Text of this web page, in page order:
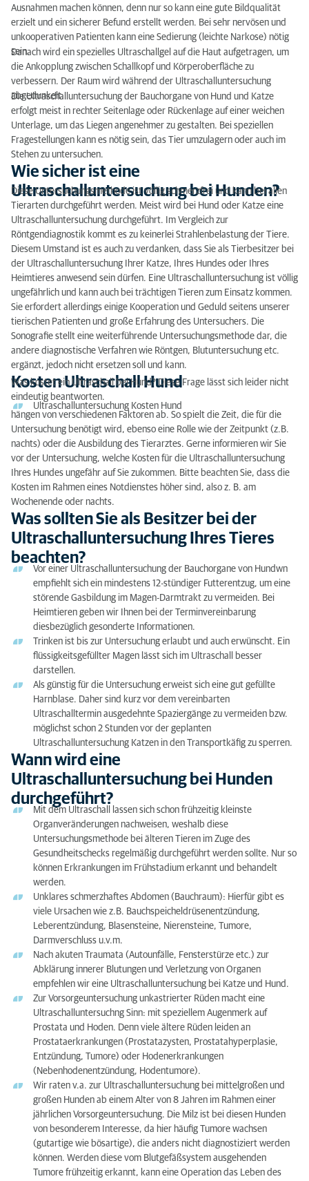
Ausnahmen machen können, denn nur so kann eine gute Bildqualität
erzielt und ein sicherer Befund erstellt werden. Bei sehr nervösen und
unkooperativen Patienten kann eine Sedierung (leichte Narkose) nötig
sein.
Danach wird ein spezielles Ultraschallgel auf die Haut aufgetragen, um
die Ankopplung zwischen Schallkopf und Körperoberfläche zu
verbessern. Der Raum wird während der Ultraschalluntersuchung
abgedunkelt.
Die Ultraschalluntersuchung der Bauchorgane von Hund und Katze
erfolgt meist in rechter Seitenlage oder Rückenlage auf einer weichen
Unterlage, um das Liegen angenehmer zu gestalten. Bei speziellen
Fragestellungen kann es nötig sein, das Tier umzulagern oder auch im
Stehen zu untersuchen.
Wie sicher ist eine
Ultraschalluntersuchung bei Hunden?
Diese Untersuchungsmethode ist völlig schmerzfrei und kann bei allen
Tierarten durchgeführt werden. Meist wird bei Hund oder Katze eine
Ultraschalluntersuchung durchgeführt. Im Vergleich zur
Röntgendiagnostik kommt es zu keinerlei Strahlenbelastung der Tiere.
Diesem Umstand ist es auch zu verdanken, dass Sie als Tierbesitzer bei
der Ultraschalluntersuchung Ihrer Katze, Ihres Hundes oder Ihres
Heimtieres anwesend sein dürfen. Eine Ultraschalluntersuchung ist völlig
ungefährlich und kann auch bei trächtigen Tieren zum Einsatz kommen.
Sie erfordert allerdings einige Kooperation und Geduld seitens unserer
tierischen Patienten und große Erfahrung des Untersuchers. Die
Sonografie stellt eine weiterführende Untersuchungsmethode dar, die
andere diagnostische Verfahren wie Röntgen, Blutuntersuchung etc.
ergänzt, jedoch nicht ersetzen soll und kann.
Kosten Ultraschall Hund
Was kostet ein Ultraschall bei Hund? Diese Frage lässt sich leider nicht
eindeutig beantworten.
Ultraschalluntersuchung Kosten Hund
hängen von verschiedenen Faktoren ab. So spielt die Zeit, die für die
Untersuchung benötigt wird, ebenso eine Rolle wie der Zeitpunkt (z.B.
nachts) oder die Ausbildung des Tierarztes. Gerne informieren wir Sie
vor der Untersuchung, welche Kosten für die Ultraschalluntersuchung
Ihres Hundes ungefähr auf Sie zukommen. Bitte beachten Sie, dass die
Kosten im Rahmen eines Notdienstes höher sind, also z. B. am
Wochenende oder nachts.
Was sollten Sie als Besitzer bei der
Ultraschalluntersuchung Ihres Tieres
beachten?
Vor einer Ultraschalluntersuchung der Bauchorgane von Hundwn
empfiehlt sich ein mindestens 12-stündiger Futterentzug, um eine
störende Gasbildung im Magen-Darmtrakt zu vermeiden. Bei
Heimtieren geben wir Ihnen bei der Terminvereinbarung
diesbezüglich gesonderte Informationen.
Trinken ist bis zur Untersuchung erlaubt und auch erwünscht. Ein
flüssigkeitsgefüllter Magen lässt sich im Ultraschall besser
darstellen.
Als günstig für die Untersuchung erweist sich eine gut gefüllte
Harnblase. Daher sind kurz vor dem vereinbarten
Ultraschalltermin ausgedehnte Spaziergänge zu vermeiden bzw.
möglichst schon 2 Stunden vor der geplanten
Ultraschalluntersuchung Katzen in den Transportkäfig zu sperren.
Wann wird eine
Ultraschalluntersuchung bei Hunden
durchgeführt?
Mit dem Ultraschall lassen sich schon frühzeitig kleinste
Organveränderungen nachweisen, weshalb diese
Untersuchungsmethode bei älteren Tieren im Zuge des
Gesundheitschecks regelmäßig durchgeführt werden sollte. Nur so
können Erkrankungen im Frühstadium erkannt und behandelt
werden.
Unklares schmerzhaftes Abdomen (Bauchraum): Hierfür gibt es
viele Ursachen wie z.B. Bauchspeicheldrüsenentzündung,
Leberentzündung, Blasensteine, Nierensteine, Tumore,
Darmverschluss u.v.m.
Nach akuten Traumata (Autounfälle, Fensterstürze etc.) zur
Abklärung innerer Blutungen und Verletzung von Organen
empfehlen wir eine Ultraschalluntersuchung bei Katze und Hund.
Zur Vorsorgeuntersuchung unkastrierter Rüden macht eine
Ultraschalluntersuchng Sinn: mit speziellem Augenmerk auf
Prostata und Hoden. Denn viele ältere Rüden leiden an
Prostataerkrankungen (Prostatazysten, Prostatahyperplasie,
Entzündung, Tumore) oder Hodenerkrankungen
(Nebenhodenentzündung, Hodentumore).
Wir raten v.a. zur Ultraschalluntersuchung bei mittelgroßen und
großen Hunden ab einem Alter von 8 Jahren im Rahmen einer
jährlichen Vorsorgeuntersuchung. Die Milz ist bei diesen Hunden
von besonderem Interesse, da hier häufig Tumore wachsen
(gutartige wie bösartige), die anders nicht diagnostiziert werden
können. Werden diese vom Blutgefäßsystem ausgehenden
Tumore frühzeitig erkannt, kann eine Operation das Leben des